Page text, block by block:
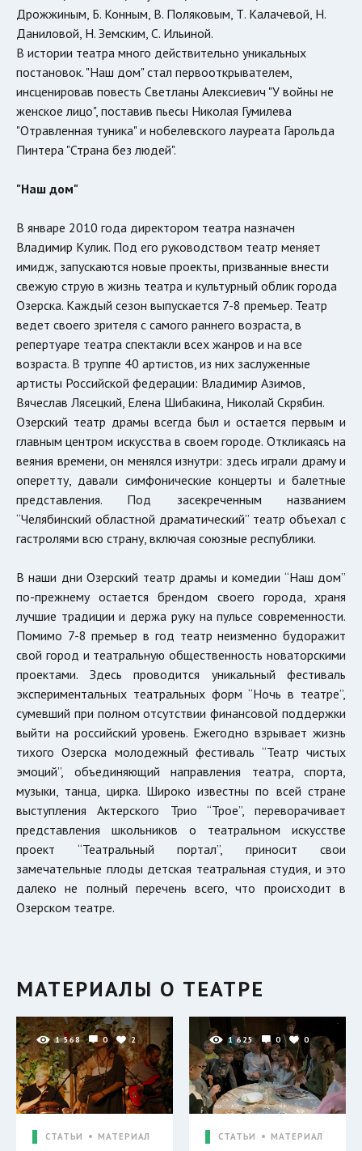
Дрожжиным, Б. Конным, В. Поляковым, Т. Калачевой, Н.
Даниловой, Н. Земским, С. Ильиной.
В истории театра много действительно уникальных
постановок. "Наш дом" стал первооткрывателем,
инсценировав повесть Светланы Алексиевич "У войны не
женское лицо", поставив пьесы Николая Гумилева
"Отравленная туника" и нобелевского лауреата Гарольда
Пинтера "Страна без людей".
"Наш дом"
В январе 2010 года директором театра назначен
Владимир Кулик. Под его руководством театр меняет
имидж, запускаются новые проекты, призванные внести
свежую струю в жизнь театра и культурный облик города
Озерска. Каждый сезон выпускается 7-8 премьер. Театр
ведет своего зрителя с самого раннего возраста, в
репертуаре театра спектакли всех жанров и на все
возраста. В труппе 40 артистов, из них заслуженные
артисты Российской федерации: Владимир Азимов,
Вячеслав Лясецкий, Елена Шибакина, Николай Скрябин.
Озерский театр драмы всегда был и остается первым и
главным центром искусства в своем городе. Откликаясь на
веяния времени, он менялся изнутри: здесь играли драму и
оперетту, давали симфонические концерты и балетные
представления. Под засекреченным названием
“Челябинский областной драматический” театр объехал с
гастролями всю страну, включая союзные республики.
В наши дни Озерский театр драмы и комедии “Наш дом”
по-прежнему остается брендом своего города, храня
лучшие традиции и держа руку на пульсе современности.
Помимо 7-8 премьер в год театр неизменно будоражит
свой город и театральную общественность новаторскими
проектами. Здесь проводится уникальный фестиваль
экспериментальных театральных форм “Ночь в театре”,
сумевший при полном отсутствии финансовой поддержки
выйти на российский уровень. Ежегодно взрывает жизнь
тихого Озерска молодежный фестиваль “Театр чистых
эмоций”, объединяющий направления театра, спорта,
музыки, танца, цирка. Широко известны по всей стране
выступления Актерского Трио “Трое”, переворачивает
представления школьников о театральном искусстве
проект “Театральный портал”, приносит свои
замечательные плоды детская театральная студия, и это
далеко не полный перечень всего, что происходит в
Озерском театре.
МАТЕРИАЛЫ О ТЕАТРЕ
1 568 0 2
СТАТЬИ МАТЕРИАЛ
1 625 0 0
СТАТЬИ МАТЕРИАЛ